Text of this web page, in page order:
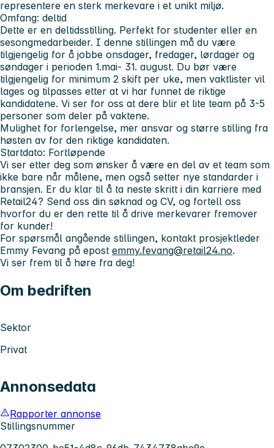
representere en sterk merkevare i et unikt miljø.
Omfang: deltid
Dette er en deltidsstilling. Perfekt for studenter eller en
sesongmedarbeider. I denne stillingen må du være
tilgjengelig for å jobbe onsdager, fredager, lørdager og
søndager i perioden 1.mai- 31. august. Du bør være
tilgjengelig for minimum 2 skift per uke, men vaktlister vil
lages og tilpasses etter at vi har funnet de riktige
kandidatene. Vi ser for oss at dere blir et lite team på 3-5
personer som deler på vaktene.
Mulighet for forlengelse, mer ansvar og større stilling fra
høsten av for den riktige kandidaten.
Startdato: Fortløpende
Vi ser etter deg som ønsker å være en del av et team som
ikke bare når målene, men også setter nye standarder i
bransjen. Er du klar til å ta neste skritt i din karriere med
Retail24? Send oss din søknad og CV, og fortell oss
hvorfor du er den rette til å drive merkevarer fremover
for kunder!
For spørsmål angående stillingen, kontakt prosjektleder
Emmy Fevang på epost emmy.fevang@retail24.no.
Vi ser frem til å høre fra deg!
Om bedriften
Sektor
Privat
Annonsedata
Rapporter annonse
Stillingsnummer